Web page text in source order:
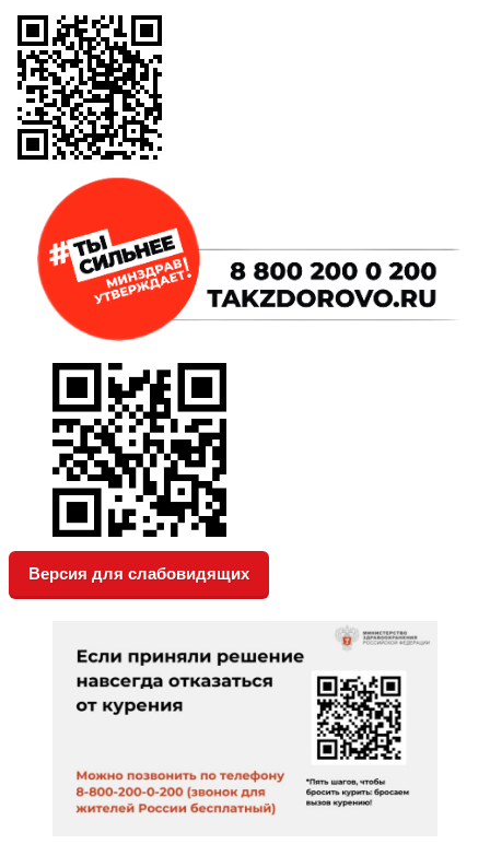
Версия для слабовидящих